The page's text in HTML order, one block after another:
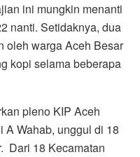
a
r
e
ini mungkin menanti
nanti. Setidaknya, dua
oleh warga Aceh Besar
kopi selama beberapa
pleno KIP Aceh
A Wahab, unggul di 18
Dari 18 Kecamatan